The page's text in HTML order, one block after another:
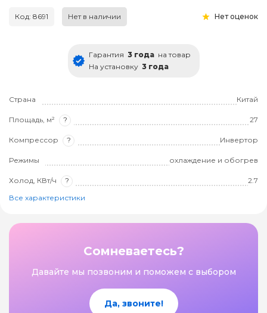
Код: 8691 Нет в наличии Нет оценок
Гарантия 3 года на товар
На установку 3 года
Страна Китай
Площадь, м² ? 27
Компрессор ? Инвертор
Режимы охлаждение и обогрев
Холод, КВт/ч ?
2.7
Все характеристики
Сомневаетесь?
Давайте мы позвоним и поможем с выбором
Да, звоните!